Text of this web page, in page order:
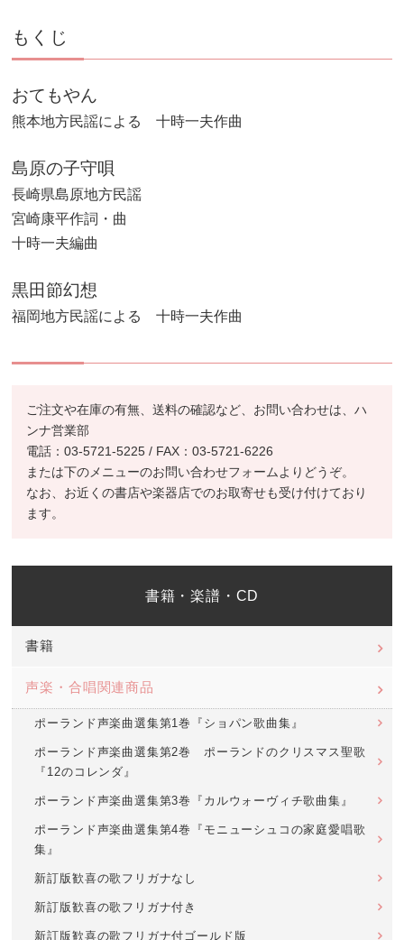
もくじ
おてもやん
熊本地方民謡による 十時一夫作曲
島原の子守唄
長崎県島原地方民謡
宮崎康平作詞・曲
十時一夫編曲
黒田節幻想
福岡地方民謡による 十時一夫作曲
ご注文や在庫の有無、送料の確認など、お問い合わせは、ハ
ンナ営業部
電話：03-5721-5225 / FAX：03-5721-6226
または下のメニューのお問い合わせフォームよりどうぞ。
なお、お近くの書店や楽器店でのお取寄せも受け付けており
ます。
書籍・楽譜・CD
書籍
声楽・合唱関連商品
ポーランド声楽曲選集第1巻『ショパン歌曲集』
ポーランド声楽曲選集第2巻 ポーランドのクリスマス聖歌
『12のコレンダ』
ポーランド声楽曲選集第3巻『カルウォーヴィチ歌曲集』
ポーランド声楽曲選集第4巻『モニューシュコの家庭愛唱歌
集』
新訂版歓喜の歌フリガナなし
新訂版歓喜の歌フリガナ付き
新訂版歓喜の歌フリガナ付ゴールド版